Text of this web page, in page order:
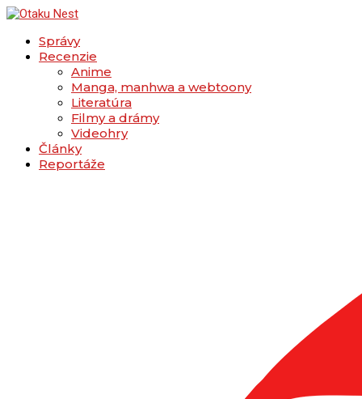
Správy
Recenzie
Anime
Manga, manhwa a webtoony
Literatúra
Filmy a drámy
Videohry
Články
Reportáže